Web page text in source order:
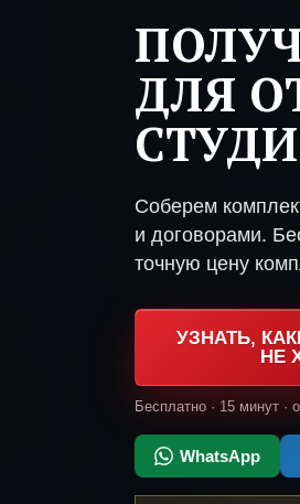
ДЛЯ
Соберем
и договорами.
точную цену
УЗНАТЬ,
НЕ
Бесплатно · 15 минут ·
WhatsApp